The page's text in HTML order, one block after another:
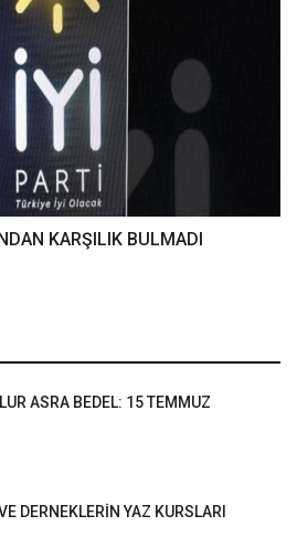
KARŞILIK BULMADI
ASRA BEDEL: 15 TEMMUZ
DERNEKLERİN YAZ KURSLARI